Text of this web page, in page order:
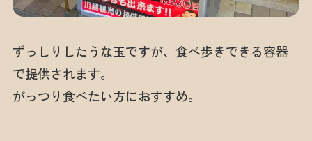
ずっしりしたうな玉ですが、食べ歩きできる容器
で提供されます。
がっつり食べたい方におすすめ。